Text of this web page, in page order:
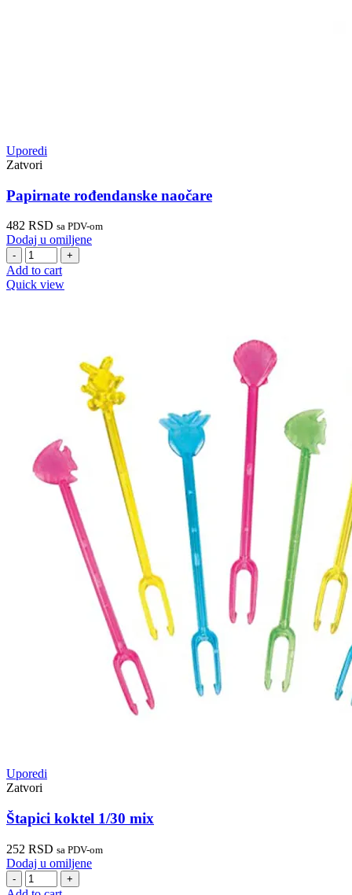
Uporedi
Zatvori
Papirnate rođendanske naočare
482 RSD sa PDV-om
Dodaj u omiljene
Papirnate
rođendanske
naočare
Add to cart
Quick view
Uporedi
Zatvori
Štapici koktel 1/30 mix
252 RSD sa PDV-om
Dodaj u omiljene
Štapici
koktel